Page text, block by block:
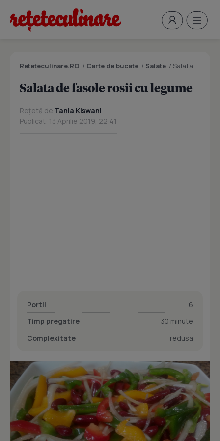
Reteteculinare.RO / Carte de bucate / Salate / Salata de fasole rosii cu legume
Salata de fasole rosii cu legume
Rețetă de Tania Kiswani
Publicat: 13 Aprilie 2019, 22:41
Portii
6
Timp pregatire
30 minute
Complexitate
redusa